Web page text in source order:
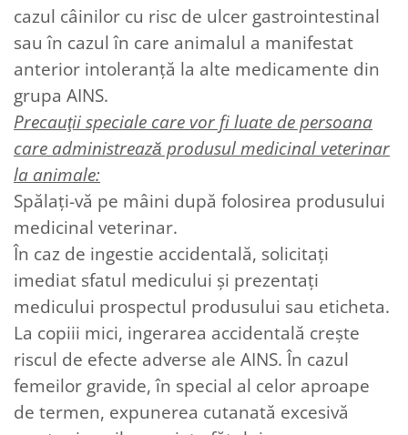
cazul câinilor cu risc de ulcer gastrointestinal
sau în cazul în care animalul a manifestat
anterior intoleranţă la alte medicamente din
grupa AINS.
Precauţii speciale care vor fi luate de persoana
care administrează produsul medicinal veterinar
la animale:
Spălaţi-vă pe mâini după folosirea produsului
medicinal veterinar.
În caz de ingestie accidentală, solicitaţi
imediat sfatul medicului şi prezentaţi
medicului prospectul produsului sau eticheta.
La copiii mici, ingerarea accidentală creşte
riscul de efecte adverse ale AINS. În cazul
femeilor gravide, în special al celor aproape
de termen, expunerea cutanată excesivă